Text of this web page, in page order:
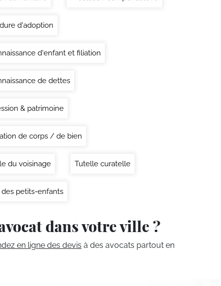
d'adoption
d'enfant et filiation
de dettes
& patrimoine
de corps / de bien
du voisinage Tutelle curatelle
petits-enfants
dans votre ville ?
en ligne des devis à des avocats partout en